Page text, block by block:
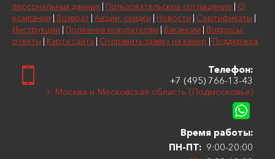
персональных данных
Пользовательское соглашение
О
компании
Возврат Акции, скидки Новости Сертификаты
Инструкции
Полезное покупателям Вакансии
Вопросы-
ответы
Карта сайта Отправить заявку на замер Поддержка
Телефон:
+7 (495) 766-13-43
г. Москва и Московская область (Подмосковье)
Время работы:
ПН-ПТ: 9:00-20:00